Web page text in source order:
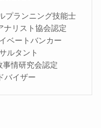
プランニング技能士
ナリスト協会認定
ベートバンカー
ルタント
事情研究会認定
バイザー